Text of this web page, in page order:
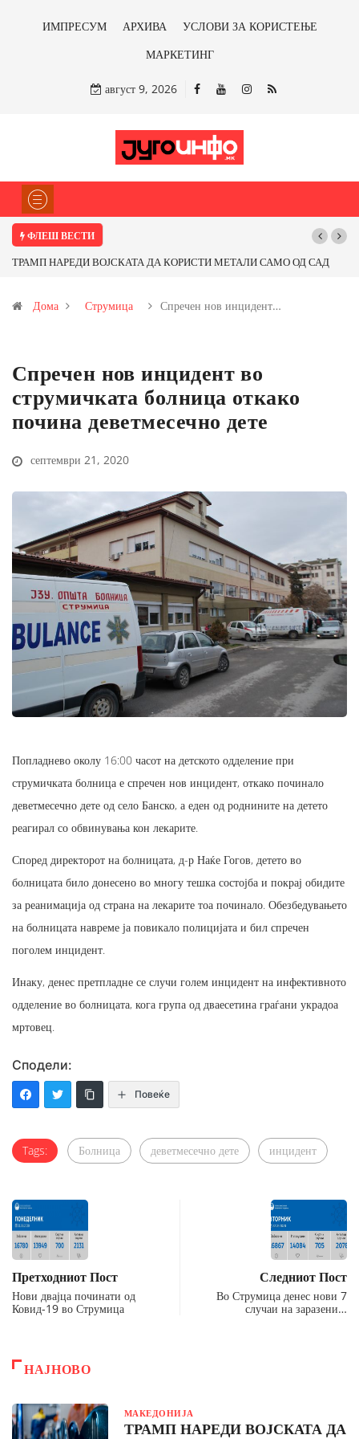
ИМПРЕСУМ АРХИВА
УСЛОВИ ЗА КОРИСТЕЊЕ
МАРКЕТИНГ
август 9, 2026
ФЛЕШ ВЕСТИ
НАРЕДИ ВОЈСКАТА ДА КОРИСТИ МЕТАЛИ САМО ОД САД
и со антимонот?
Дома Струмица Спречен нов инцидент…
Спречен нов инцидент во
струмичката болница откако
почина деветмесечно дете
септември 21, 2020
Попладнево околу 16:00 часот на детското одделение при
струмичката болница е спречен нов инцидент, откако починало
деветмесечно дете од село Банско, а еден од роднините на детето
реагирал со обвинувања кон лекарите.
Според директорот на болницата, д-р Наќе Гогов, детето во
болницата било донесено во многу тешка состојба и покрај обидите
за реанимација од страна на лекарите тоа починало. Обезбедувањето
на болницата навреме ја повикало полицијата и бил спречен
поголем инцидент.
Инаку, денес претпладне се случи голем инцидент на инфективното
одделение во болницата, кога група од дваесетина граѓани украдоа
мртовец.
Сподели:
Повеќе
Tags: Болница деветмесечно дете инцидент
Претходниот Пост
Нови двајца починати од
Ковид-19 во Струмица
Следниот Пост
Во Струмица денес нови 7
случаи на заразени…
НАЈНОВО
МАКЕДОНИЈА
ТРАМП НАРЕДИ ВОЈСКАТА ДА